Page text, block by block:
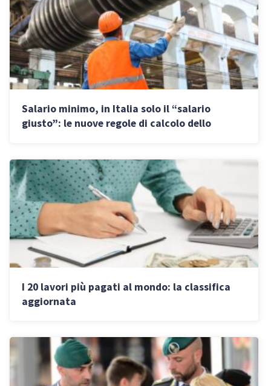
Salario minimo, in Italia solo il “salario
giusto”: le nuove regole di calcolo dello
I 20 lavori più pagati al mondo: la classifica
aggiornata